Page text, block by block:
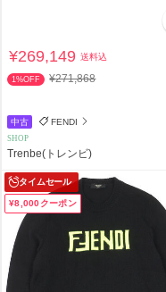
¥269,149送料込
1%OFF ¥271,868
中古 FENDI
SHOP
Trenbe(トレンビ)
タイムセール
¥8,000クーポン